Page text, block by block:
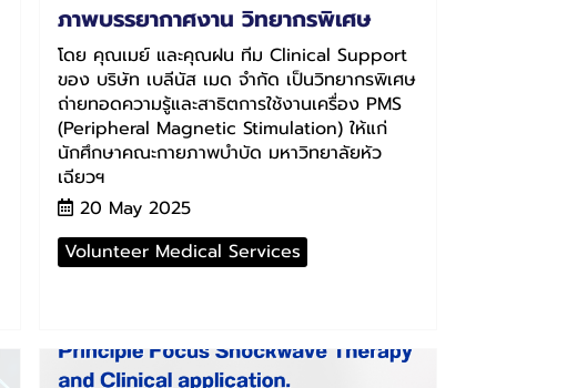
ภาพบรรยากาศงาน วิทยากรพิเศษ
โดย คุณเมย์ และคุณฝน ทีม Clinical Support
ของ บริษัท เบลีนัส เมด จำกัด เป็นวิทยากรพิเศษ
ถ่ายทอดความรู้และสาธิตการใช้งานเครื่อง PMS
(Peripheral Magnetic Stimulation) ให้แก่
นักศึกษาคณะกายภาพบำบัด มหาวิทยาลัยหัว
เฉียวฯ
20 May 2025
Volunteer Medical Services